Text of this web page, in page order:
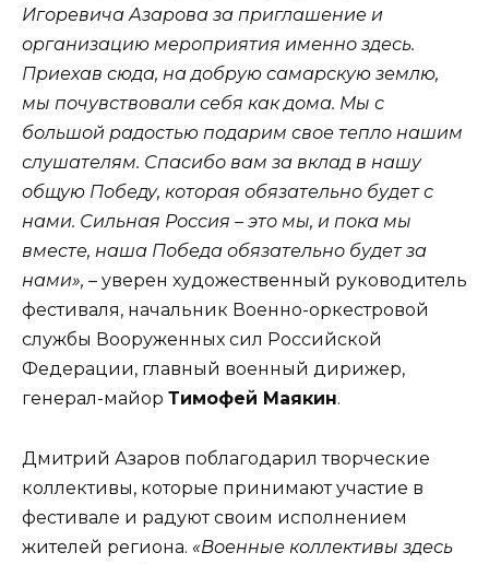
Игоревича Азарова за приглашение и
организацию мероприятия именно здесь.
Приехав сюда, на добрую самарскую землю,
мы почувствовали себя как дома. Мы с
большой радостью подарим свое тепло нашим
слушателям. Спасибо вам за вклад в нашу
общую Победу, которая обязательно будет с
нами. Сильная Россия – это мы, и пока мы
вместе, наша Победа обязательно будет за
нами», – уверен художественный руководитель
фестиваля, начальник Военно-оркестровой
службы Вооруженных сил Российской
Федерации, главный военный дирижер,
генерал-майор Тимофей Маякин.
Дмитрий Азаров поблагодарил творческие
коллективы, которые принимают участие в
фестивале и радуют своим исполнением
жителей региона. «Военные коллективы здесь